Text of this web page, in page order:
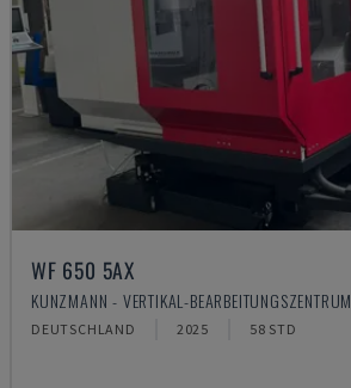
WF 650 5AX
KUNZMANN - VERTIKAL-BEARBEITUNGSZENTRUM
DEUTSCHLAND 2025 58 STD